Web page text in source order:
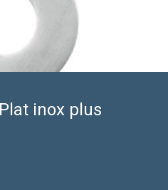
inox plus